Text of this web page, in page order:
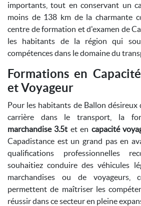
importants, tout en conservant un
moins de 138 km de la charmante
centre de formation et d'examen de
les habitants de la région qui
compétences dans le domaine du
Formations en
et Voyageur
Pour les habitants de Ballon désireux
carrière dans le transport, la
marchandise 3.5t et en capacité
Capadistance est un grand pas en
qualifications professionnelles
souhaitiez conduire des véhicules
marchandises ou de voyageurs,
permettent de maîtriser les
réussir dans ce secteur en pleine